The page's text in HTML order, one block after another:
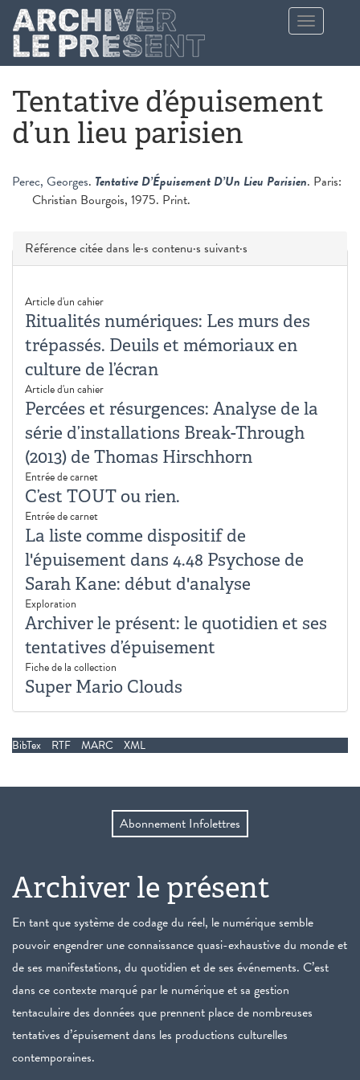
Aller au contenu principal
Toggle
navigation
Tentative d’épuisement
d’un lieu parisien
Perec, Georges. Tentative D’Épuisement D’Un Lieu Parisien. Paris:
Christian Bourgois, 1975. Print.
Masquer
Référence citée dans le·s contenu·s suivant·s
Article d'un cahier
Ritualités numériques: Les murs des
trépassés. Deuils et mémoriaux en
culture de l’écran
Article d'un cahier
Percées et résurgences: Analyse de la
série d’installations Break-Through
(2013) de Thomas Hirschhorn
Entrée de carnet
C’est TOUT ou rien.
Entrée de carnet
La liste comme dispositif de
l'épuisement dans 4.48 Psychose de
Sarah Kane: début d'analyse
Exploration
Archiver le présent: le quotidien et ses
tentatives d’épuisement
Fiche de la collection
Super Mario Clouds
BibTex RTF MARC XML
Abonnement Infolettres
Archiver le présent
En tant que système de codage du réel, le numérique semble
pouvoir engendrer une connaissance quasi-exhaustive du monde et
de ses manifestations, du quotidien et de ses événements. C’est
dans ce contexte marqué par le numérique et sa gestion
tentaculaire des données que prennent place de nombreuses
tentatives d’épuisement dans les productions culturelles
contemporaines.